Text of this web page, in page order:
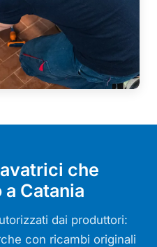
che
a Catania
dai produttori:
con ricambi originali